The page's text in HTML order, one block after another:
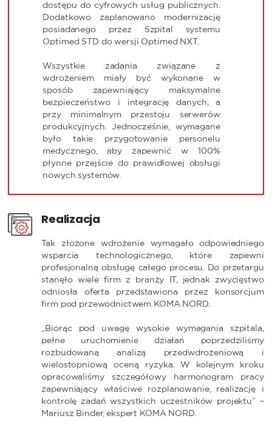
dostępu do cyfrowych usług publicznych.
Dodatkowo zaplanowano modernizację
posiadanego przez Szpital systemu
Optimed STD do wersji Optimed NXT.
Wszystkie zadania związane z
wdrożeniem miały być wykonane w
sposób zapewniający maksymalne
bezpieczeństwo i integrację danych, a
przy minimalnym przestoju serwerów
produkcyjnych. Jednocześnie, wymagane
było takie przygotowanie personelu
medycznego, aby zapewnić w 100%
płynne przejście do prawidłowej obsługi
nowych systemów.
Realizacja
Tak złożone wdrożenie wymagało odpowiedniego
wsparcia technologicznego, które zapewni
profesjonalną obsługę całego procesu. Do przetargu
stanęło wiele firm z branży IT, jednak zwycięstwo
odniosła oferta przedstawiona przez konsorcjum
firm pod przewodnictwem KOMA NORD.
„Biorąc pod uwagę wysokie wymagania szpitala,
pełne uruchomienie działań poprzedziliśmy
rozbudowaną analizą przedwdrożeniową i
wielostopniową oceną ryzyka. W kolejnym kroku
opracowaliśmy szczegółowy harmonogram pracy
zapewniający właściwe rozplanowanie, realizację i
kontrolę zadań wszystkich uczestników projektu” –
Mariusz Binder, ekspert KOMA NORD.